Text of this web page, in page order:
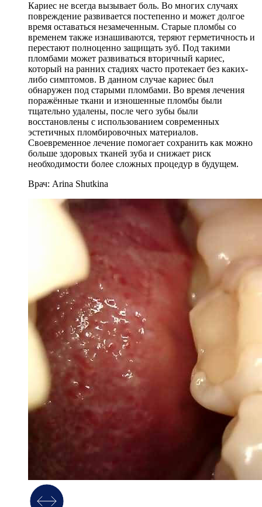
Кариес не всегда вызывает боль. Во многих случаях
повреждение развивается постепенно и может долгое
время оставаться незамеченным. Старые пломбы со
временем также изнашиваются, теряют герметичность и
перестают полноценно защищать зуб. Под такими
пломбами может развиваться вторичный кариес,
который на ранних стадиях часто протекает без каких-
либо симптомов. В данном случае кариес был
обнаружен под старыми пломбами. Во время лечения
поражённые ткани и изношенные пломбы были
тщательно удалены, после чего зубы были
восстановлены с использованием современных
эстетичных пломбировочных материалов.
Своевременное лечение помогает сохранить как можно
больше здоровых тканей зуба и снижает риск
необходимости более сложных процедур в будущем.
Врач: Arina Shutkina